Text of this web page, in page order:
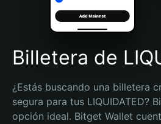
Português (Brasil)
Español (Argentina)
Billetera de
¿Estás buscando una billetera
segura para tus LIQUIDATED?
opción ideal. Bitget Wallet